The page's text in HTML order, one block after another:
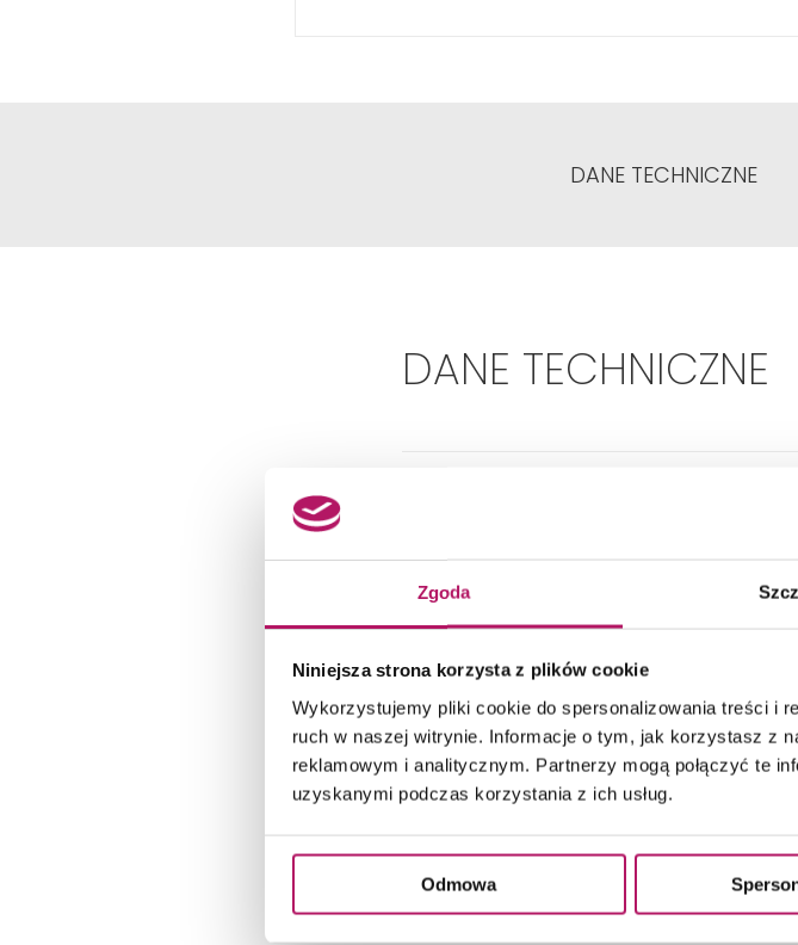
Zgoda
Niniejsza strona korzysta z plików cookie
Wykorzystujemy pliki cookie do spersonalizowania treści i
ruch w naszej witrynie. Informacje o tym, jak korzystasz z
reklamowym i analitycznym. Partnerzy mogą połączyć te
uzyskanymi podczas korzystania z ich usług.
Odmowa
DANE TECHNICZNE
DANE TECHNICZNE
Dokładny wymiar - Szerokość:
Dokładny wymiar - Wysokość:
Kolor: